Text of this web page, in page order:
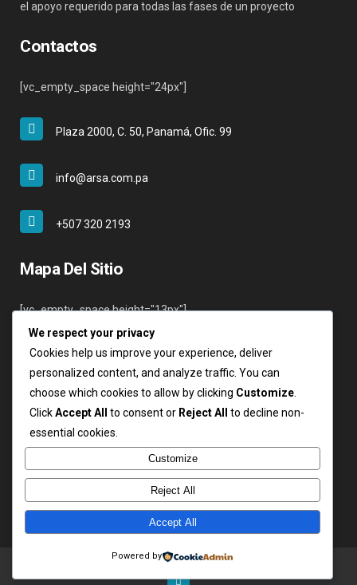
el apoyo requerido para todas las fases de un proyecto
Contactos
[vc_empty_space height="24px"]
Plaza 2000, C. 50, Panamá, Ofic. 99
info@arsa.com.pa
+507 320 2193
Mapa Del Sitio
[vc_empty_space height="13px"]
Inicio
Nosotros
Servicios
Clientes
Contáctenos
Login
Copyright ARSA 2019. Todos los derechos reservados.
We respect your privacy
Cookies help us improve your experience, deliver
personalized content, and analyze traffic. You can
choose which cookies to allow by clicking Customize
ClickAccept All to consent or Reject All
to decline non-
essential cookies.
Customize
Reject All
Accept All
Powered by